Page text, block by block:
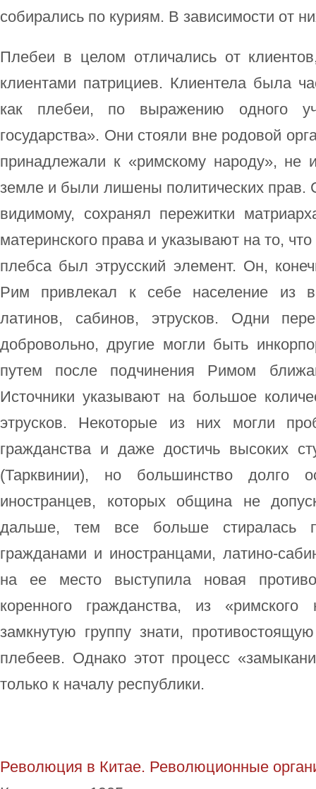
собирались по куриям. В зависимости от
Плебеи в целом отличались от
клиентами патрициев. Клиентела была
как плебеи, по выражению одного
государства». Они стояли вне родовой
принадлежали к «римскому народу», не
земле и были лишены политических
видимому, сохранял пережитки
материнского права и указывают на то,
плебса был этрусский элемент. Он,
Рим привлекал к себе население из
латинов, сабинов, этрусков. Одни
добровольно, другие могли быть
путем после подчинения Римом
Источники указывают на большое
этрусков. Некоторые из них могли
гражданства и даже достичь высоких
(Тарквинии), но большинство долго
иностранцев, которых община не
дальше, тем все больше стиралась
гражданами и иностранцами, латино-
на ее место выступила новая
коренного гражданства, из
замкнутую группу знати,
плебеев. Однако этот процесс
только к началу республики.
Революция в Китае. Революционные